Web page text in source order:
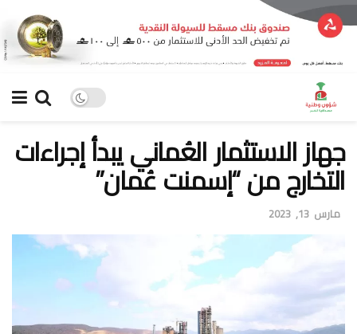
جهاز الاستثمار العُماني يبدأ إجراءات
التخارج من “إسمنت عُمان”
مارس 13, 2023